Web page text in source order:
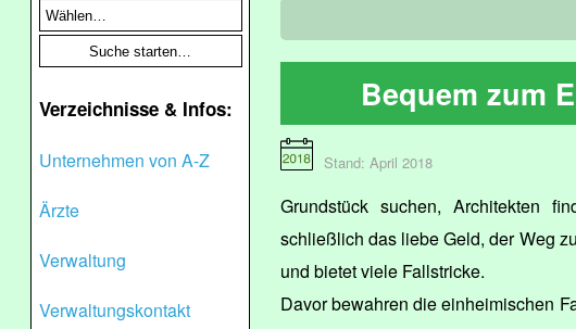
Verzeichnisse & Infos:
Unternehmen von A-Z
Ärzte
Verwaltung
Verwaltungskontakt
Bequem zum
Stand: April 2018
Grundstück suchen, Architekten
schließlich das liebe Geld, der Weg
und bietet viele Fallstricke.
Davor bewahren die einheimischen